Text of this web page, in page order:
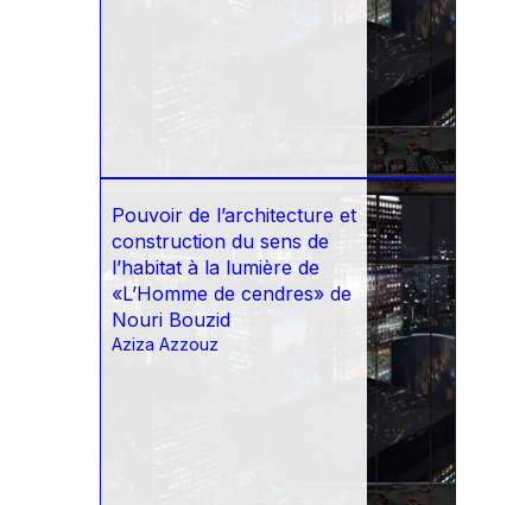
Pouvoir de l’architecture et
construction du sens de
l’habitat à la lumière de
«L’Homme de cendres» de
Nouri Bouzid
Aziza Azzouz